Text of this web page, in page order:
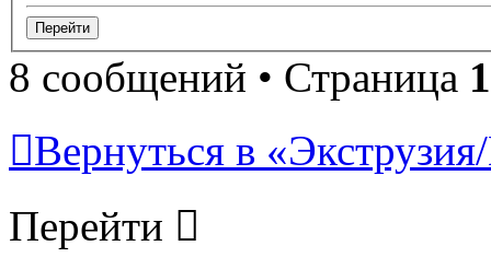
8 сообщений • Страница 1
Вернуться в
Перейти